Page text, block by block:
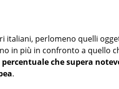
italiani, perlomeno quelli
in più in confronto a quello
che supera
.